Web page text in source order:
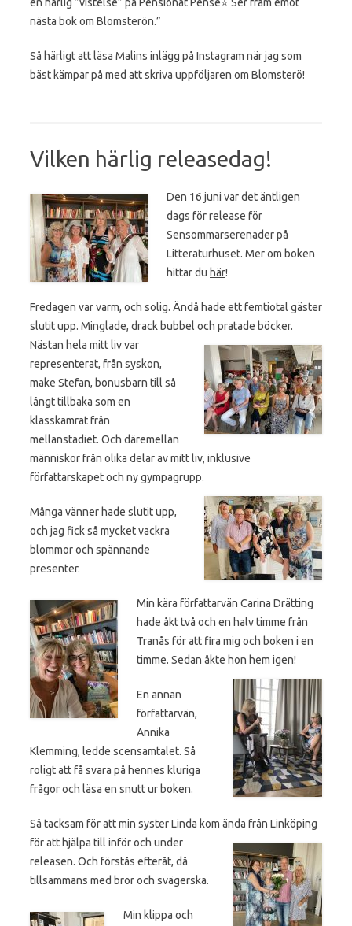
nästa bok om Blomsterön.”
Så härligt att läsa Malins inlägg på Instagram när jag som
bäst kämpar på med att skriva uppföljaren om Blomsterö!
Vilken härlig releasedag!
Den 16 juni var det äntligen
dags för release för
Sensommarserenader på
Litteraturhuset. Mer om boken
hittar du här!
Fredagen var varm, och solig. Ändå hade ett femtiotal gäster
slutit upp. Minglade, drack bubbel och pratade böcker.
Nästan hela mitt liv var
representerat, från syskon,
make Stefan, bonusbarn till så
långt tillbaka som en
klasskamrat från
mellanstadiet. Och däremellan
människor från olika delar av mitt liv, inklusive
författarskapet och ny gympagrupp.
Många vänner hade slutit upp,
och jag fick så mycket vackra
blommor och spännande
presenter.
Min kära författarvän Carina Drätting
hade åkt två och en halv timme från
Tranås för att fira mig och boken i en
timme. Sedan åkte hon hem igen!
En annan
författarvän,
Annika
Klemming, ledde scensamtalet. Så
roligt att få svara på hennes kluriga
frågor och läsa en snutt ur boken.
Så tacksam för att min syster Linda kom ända från Linköping
för att hjälpa till inför och under
releasen. Och förstås efteråt, då
tillsammans med bror och svägerska.
Min klippa och